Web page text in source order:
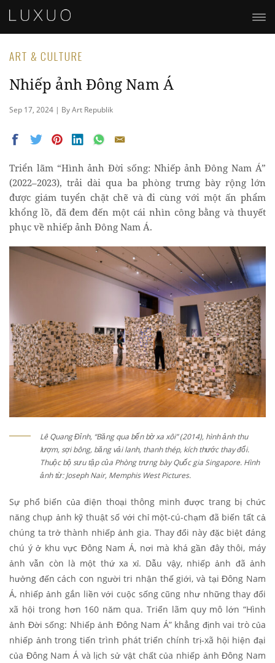
ART & CULTURE
Nhiếp ảnh Đông Nam Á
Sep 17, 2024 | By Art Republik
Triển lãm “Hình ảnh Đời sống: Nhiếp ảnh Đông Nam Á”
(2022–2023), trải dài qua ba phòng trưng bày rộng lớn
được giám tuyển chặt chẽ và đi cùng với một ấn phẩm
khổng lồ, đã đem đến một cái nhìn công bằng và thuyết
phục về nhiếp ảnh Đông Nam Á.
Lê Quang Đỉnh, “Băng qua bến bờ xa xôi” (2014), hình ảnh thu
lượm, sợi bông, băng vải lanh, thanh thép, kích thước thay đổi.
Thuộc bộ sưu tập của Phòng trưng bày Quốc gia Singapore. Hình
ảnh từ: Joseph Nair, Memphis West Pictures.
Sự phổ biến của điện thoại thông minh được trang bị chức
năng chụp ảnh kỹ thuật số với chỉ một-cú-chạm đã biến tất cả
chúng ta trở thành nhiếp ảnh gia. Thay đổi này đặc biệt đáng
chú ý ở khu vực Đông Nam Á, nơi mà khá gần đây thôi, máy
ảnh vẫn còn là một thứ xa xỉ. Dẫu vậy, nhiếp ảnh đã ảnh
hưởng đến cách con người tri nhận thế giới, và tại Đông Nam
Á, nhiếp ảnh gắn liền với cuộc sống cũng như những thay đổi
xã hội trong hơn 160 năm qua. Triển lãm quy mô lớn “Hình
ảnh Đời sống: Nhiếp ảnh Đông Nam Á” khẳng định vai trò của
nhiếp ảnh trong tiến trình phát triển chính trị-xã hội hiện đại
của Đông Nam Á và lịch sử vật chất của nhiếp ảnh Đông Nam